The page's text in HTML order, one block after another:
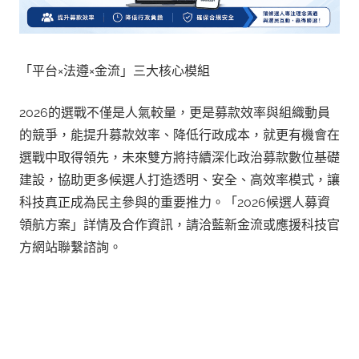
「平台×法遵×金流」三大核心模組
2026的選戰不僅是人氣較量，更是募款效率與組織動員
的競爭，能提升募款效率、降低行政成本，就更有機會在
選戰中取得領先，未來雙方將持續深化政治募款數位基礎
建設，協助更多候選人打造透明、安全、高效率模式，讓
科技真正成為民主參與的重要推力。「2026候選人募資
領航方案」詳情及合作資訊，請洽藍新金流或應援科技官
方網站聯繫諮詢。